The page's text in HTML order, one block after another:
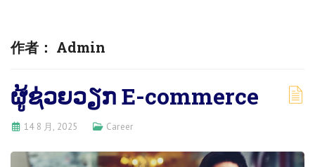
作者： Admin
ຜູ້​ຊ່ວຍວຽກ E-commerce
14 8 月, 2025 Career